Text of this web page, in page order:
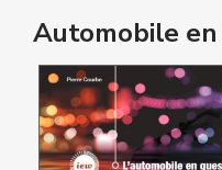
Automobile